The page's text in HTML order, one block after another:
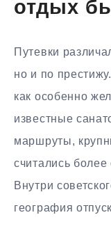
отдых
Путевки
но и по
как особенно
известные
маршруты,
считались
Внутри
география